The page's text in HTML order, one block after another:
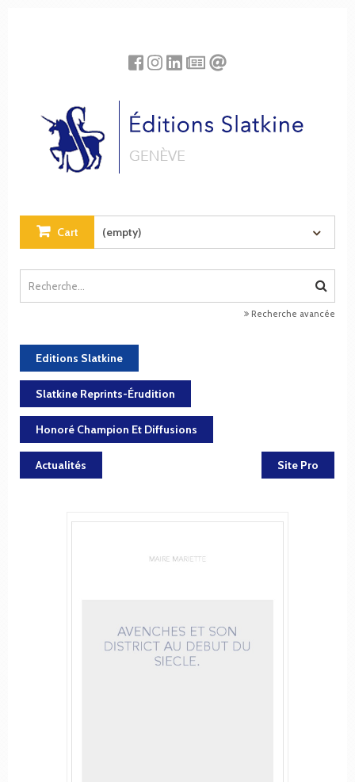
Cart (empty)
Recherche avancée
Editions Slatkine
Slatkine Reprints-Érudition
Honoré Champion Et Diffusions
Actualités Site Pro